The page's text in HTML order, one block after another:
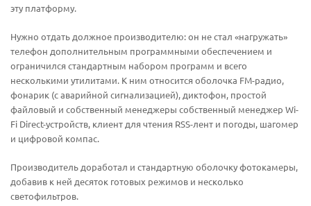
эту платформу.
Нужно отдать должное производителю: он не стал «нагружать»
телефон дополнительным программными обеспечением и
ограничился стандартным набором программ и всего
несколькими утилитами. К ним относится оболочка FM-радио,
фонарик (с аварийной сигнализацией), диктофон, простой
файловый и собственный менеджеры собственный менеджер Wi-
Fi Direct-устройств, клиент для чтения RSS-лент и погоды, шагомер
и цифровой компас.
Производитель доработал и стандартную оболочку фотокамеры,
добавив к ней десяток готовых режимов и несколько
светофильтров.